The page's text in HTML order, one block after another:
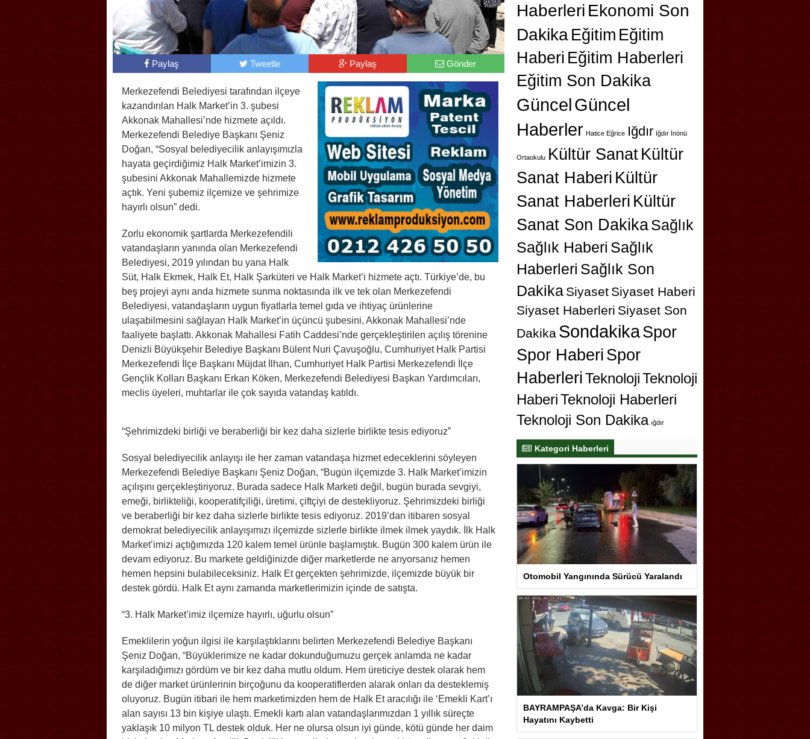
Paylaş Tweetle Paylaş Gönder
Merkezefendi Belediyesi tarafından ilçeye
kazandırılan Halk Market’in 3. şubesi
Akkonak Mahallesi’nde hizmete açıldı.
Merkezefendi Belediye Başkanı Şeniz
Doğan, “Sosyal belediyecilik anlayışımızla
hayata geçirdiğimiz Halk Market’imizin 3.
şubesini Akkonak Mahallemizde hizmete
açtık. Yeni şubemiz ilçemize ve şehrimize
hayırlı olsun” dedi.
Zorlu ekonomik şartlarda Merkezefendili
vatandaşların yanında olan Merkezefendi
Belediyesi, 2019 yılından bu yana Halk
Süt, Halk Ekmek, Halk Et, Halk Şarküteri ve Halk Market’i hizmete açtı. Türkiye’de, bu
beş projeyi aynı anda hizmete sunma noktasında ilk ve tek olan Merkezefendi
Belediyesi, vatandaşların uygun fiyatlarla temel gıda ve ihtiyaç ürünlerine
ulaşabilmesini sağlayan Halk Market’in üçüncü şubesini, Akkonak Mahallesi’nde
faaliyete başlattı. Akkonak Mahallesi Fatih Caddesi’nde gerçekleştirilen açılış törenine
Denizli Büyükşehir Belediye Başkanı Bülent Nuri Çavuşoğlu, Cumhuriyet Halk Partisi
Merkezefendi İlçe Başkanı Müjdat İlhan, Cumhuriyet Halk Partisi Merkezefendi İlçe
Gençlik Kolları Başkanı Erkan Köken, Merkezefendi Belediyesi Başkan Yardımcıları,
meclis üyeleri, muhtarlar ile çok sayıda vatandaş katıldı.
“Şehrimizdeki birliği ve beraberliği bir kez daha sizlerle birlikte tesis ediyoruz”
Sosyal belediyecilik anlayışı ile her zaman vatandaşa hizmet edeceklerini söyleyen
Merkezefendi Belediye Başkanı Şeniz Doğan, “Bugün ilçemizde 3. Halk Market’imizin
açılışını gerçekleştiriyoruz. Burada sadece Halk Marketi değil, bugün burada sevgiyi,
emeği, birlikteliği, kooperatifçiliği, üretimi, çiftçiyi de destekliyoruz. Şehrimizdeki birliği
ve beraberliği bir kez daha sizlerle birlikte tesis ediyoruz. 2019’dan itibaren sosyal
demokrat belediyecilik anlayışımızı ilçemizde sizlerle birlikte ilmek ilmek yaydık. İlk Halk
Market’imizi açtığımızda 120 kalem temel ürünle başlamıştık. Bugün 300 kalem ürün ile
devam ediyoruz. Bu markete geldiğinizde diğer marketlerde ne arıyorsanız hemen
hemen hepsini bulabileceksiniz. Halk Et gerçekten şehrimizde, ilçemizde büyük bir
destek gördü. Halk Et aynı zamanda marketlerimizin içinde de satışta.
“3. Halk Market’imiz ilçemize hayırlı, uğurlu olsun”
Emeklilerin yoğun ilgisi ile karşılaştıklarını belirten Merkezefendi Belediye Başkanı
Şeniz Doğan, “Büyüklerimize ne kadar dokunduğumuzu gerçek anlamda ne kadar
karşıladığımızı gördüm ve bir kez daha mutlu oldum. Hem üreticiye destek olarak hem
de diğer market ürünlerinin birçoğunu da kooperatiflerden alarak onları da desteklemiş
oluyoruz. Bugün itibari ile hem marketimizden hem de Halk Et aracılığı ile ‘Emekli Kart’ı
alan sayısı 13 bin kişiye ulaştı. Emekli kartı alan vatandaşlarımızdan 1 yıllık süreçte
yaklaşık 10 milyon TL destek olduk. Her ne olursa olsun iyi günde, kötü günde her daim
Haberleri Ekonomi Son
Dakika Eğitim Eğitim
Haberi Eğitim Haberleri
Eğitim Son Dakika
GüncelGüncel
Haberler Hatice Eğrice Iğdır Iğdır İnönü
Ortaokulu Kültür SanatKültür
Sanat Haberi Kültür
Sanat Haberleri Kültür
Sanat Son DakikaSağlık
Sağlık Haberi Sağlık
Haberleri Sağlık Son
Dakika Siyaset Siyaset Haberi
Siyaset Haberleri Siyaset Son
Dakika SondakikaSpor
Spor Haberi Spor
HaberleriTeknolojiTeknoloji
HaberiTeknoloji Haberleri
Teknoloji Son Dakika ığdır
Kategori Haberleri
Otomobil Yangınında Sürücü Yaralandı
BAYRAMPAŞA’da Kavga: Bir Kişi
Hayatını Kaybetti